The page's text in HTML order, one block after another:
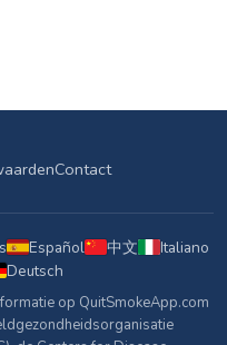
Contact
Español 中文
Italiano
Deutsch
op QuitSmokeApp.com